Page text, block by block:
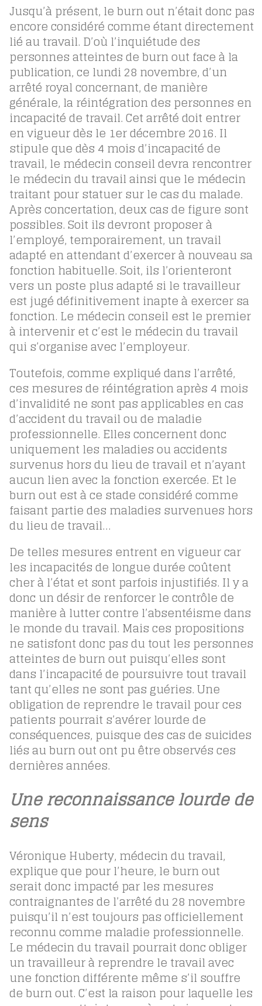
Jusqu’à présent, le burn out n’était donc pas
encore considéré comme étant directement
lié au travail. D’où l’inquiétude des
personnes atteintes de burn out face à la
publication, ce lundi 28 novembre, d’un
arrêté royal concernant, de manière
générale, la réintégration des personnes en
incapacité de travail. Cet arrêté doit entrer
en vigueur dès le 1er décembre 2016. Il
stipule que dès 4 mois d’incapacité de
travail, le médecin conseil devra rencontrer
le médecin du travail ainsi que le médecin
traitant pour statuer sur le cas du malade.
Après concertation, deux cas de figure sont
possibles. Soit ils devront proposer à
l’employé, temporairement, un travail
adapté en attendant d’exercer à nouveau sa
fonction habituelle. Soit, ils l’orienteront
vers un poste plus adapté si le travailleur
est jugé définitivement inapte à exercer sa
fonction. Le médecin conseil est le premier
à intervenir et c’est le médecin du travail
qui s’organise avec l’employeur.
Toutefois, comme expliqué dans l’arrêté,
ces mesures de réintégration après 4 mois
d’invalidité ne sont pas applicables en cas
d’accident du travail ou de maladie
professionnelle. Elles concernent donc
uniquement les maladies ou accidents
survenus hors du lieu de travail et n’ayant
aucun lien avec la fonction exercée. Et le
burn out est à ce stade considéré comme
faisant partie des maladies survenues hors
du lieu de travail…
De telles mesures entrent en vigueur car
les incapacités de longue durée coûtent
cher à l’état et sont parfois injustifiés. Il y a
donc un désir de renforcer le contrôle de
manière à lutter contre l’absentéisme dans
le monde du travail. Mais ces propositions
ne satisfont donc pas du tout les personnes
atteintes de burn out puisqu’elles sont
dans l’incapacité de poursuivre tout travail
tant qu’elles ne sont pas guéries. Une
obligation de reprendre le travail pour ces
patients pourrait s’avérer lourde de
conséquences, puisque des cas de suicides
liés au burn out ont pu être observés ces
dernières années.
Une reconnaissance lourde de
sens
Véronique Huberty, médecin du travail,
explique que pour l’heure, le burn out
serait donc impacté par les mesures
contraignantes de l’arrêté du 28 novembre
puisqu’il n’est toujours pas officiellement
reconnu comme maladie professionnelle.
Le médecin du travail pourrait donc obliger
un travailleur à reprendre le travail avec
une fonction différente même s’il souffre
de burn out. C’est la raison pour laquelle les